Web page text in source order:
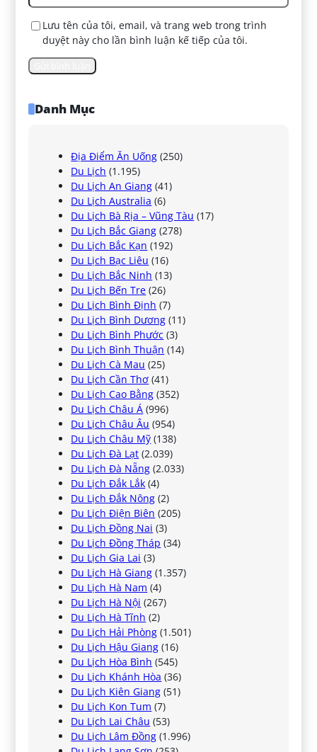
Lưu tên của tôi, email, và trang web trong trình
duyệt này cho lần bình luận kế tiếp của tôi.
Danh Mục
Địa Điểm Ăn Uống (250)
Du Lịch (1.195)
Du Lịch An Giang (41)
Du Lịch Australia (6)
Du Lịch Bà Rịa – Vũng Tàu (17)
Du Lịch Bắc Giang (278)
Du Lịch Bắc Kạn (192)
Du Lịch Bạc Liêu (16)
Du Lịch Bắc Ninh (13)
Du Lịch Bến Tre (26)
Du Lịch Bình Định (7)
Du Lịch Bình Dương (11)
Du Lịch Bình Phước (3)
Du Lịch Bình Thuận (14)
Du Lịch Cà Mau (25)
Du Lịch Cần Thơ (41)
Du Lịch Cao Bằng (352)
Du Lịch Châu Á (996)
Du Lịch Châu Âu (954)
Du Lịch Châu Mỹ (138)
Du Lịch Đà Lạt (2.039)
Du Lịch Đà Nẵng (2.033)
Du Lịch Đắk Lắk (4)
Du Lịch Đắk Nông (2)
Du Lịch Điện Biên (205)
Du Lịch Đồng Nai (3)
Du Lịch Đồng Tháp (34)
Du Lịch Gia Lai (3)
Du Lịch Hà Giang (1.357)
Du Lịch Hà Nam (4)
Du Lịch Hà Nội (267)
Du Lịch Hà Tĩnh (2)
Du Lịch Hải Phòng (1.501)
Du Lịch Hậu Giang (16)
Du Lịch Hòa Bình (545)
Du Lịch Khánh Hòa (36)
Du Lịch Kiên Giang (51)
Du Lịch Kon Tum (7)
Du Lịch Lai Châu (53)
Du Lịch Lâm Đồng (1.996)